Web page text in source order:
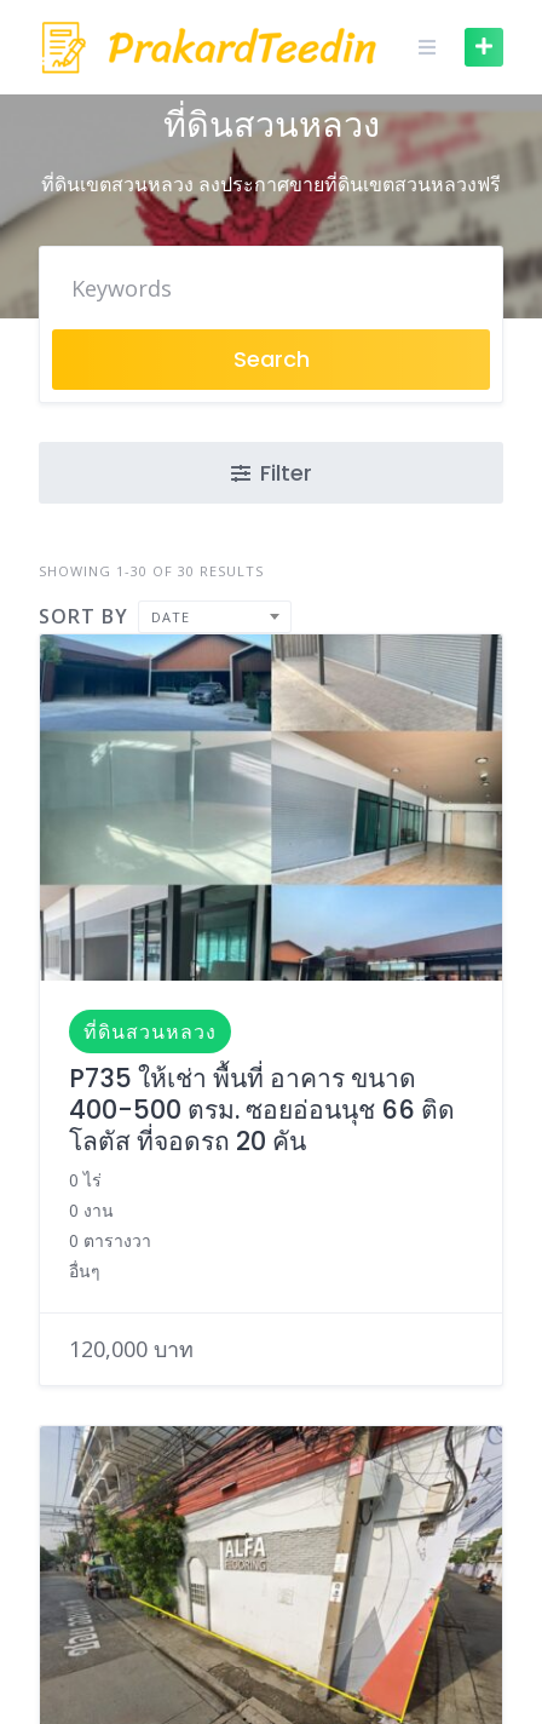
content
ที่ดินสวนหลวง
ที่ดินเขตสวนหลวง ลงประกาศขายที่ดินเขตสวนหลวงฟรี
Search
Filter
SHOWING 1-30 OF 30 RESULTS
SORT BY DATE
ที่ดินสวนหลวง
P735 ให้เช่า พื้นที่ อาคาร ขนาด
400-500 ตรม. ซอยอ่อนนุช 66 ติด
โลตัส ที่จอดรถ 20 คัน
0 ไร่
0 งาน
0 ตารางวา
อื่นๆ
120,000 บาท